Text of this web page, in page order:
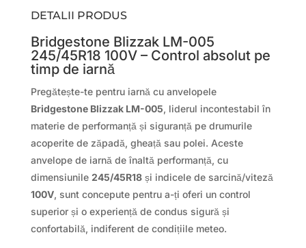
DETALII PRODUS
Bridgestone Blizzak LM-005
245/45R18 100V – Control absolut pe
timp de iarnă
Pregătește-te pentru iarnă cu anvelopele
Bridgestone Blizzak LM-005, liderul incontestabil în
materie de performanță și siguranță pe drumurile
acoperite de zăpadă, gheață sau polei. Aceste
anvelope de iarnă de înaltă performanță, cu
dimensiunile 245/45R18și indicele de sarcină/viteză
100V, sunt concepute pentru a-ți oferi un control
superior și o experiență de condus sigură și
confortabilă, indiferent de condițiile meteo.